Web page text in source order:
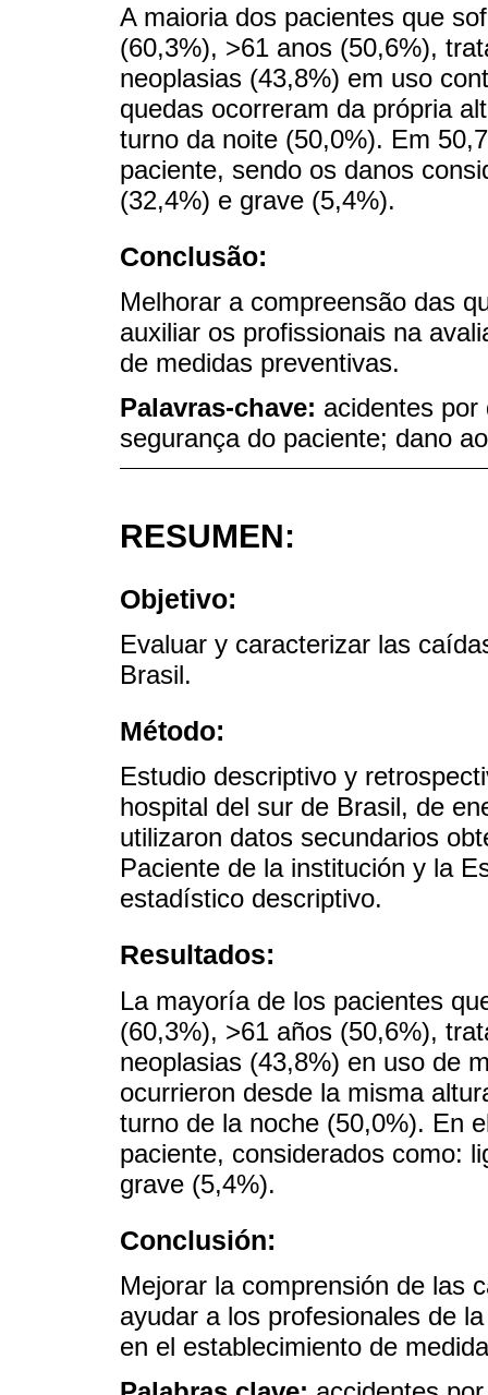
A maioria dos pacientes que
(60,3%), >61 anos (50,6%),
neoplasias (43,8%) em uso
quedas ocorreram da própria
turno da noite (50,0%). Em
paciente, sendo os danos
(32,4%) e grave (5,4%).
Conclusão:
Melhorar a compreensão das
auxiliar os profissionais na
de medidas preventivas.
Palavras-chave: acidentes por
segurança do paciente; dano
RESUMEN:
Objetivo:
Evaluar y caracterizar las
Brasil.
Método:
Estudio descriptivo y
hospital del sur de Brasil, de
utilizaron datos secundarios
Paciente de la institución y la
estadístico descriptivo.
Resultados:
La mayoría de los pacientes
(60,3%), >61 años (50,6%),
neoplasias (43,8%) en uso de
ocurrieron desde la misma
turno de la noche (50,0%). En
paciente, considerados como:
grave (5,4%).
Conclusión:
Mejorar la comprensión de las
ayudar a los profesionales de
en el establecimiento de